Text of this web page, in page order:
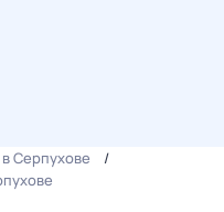
Серпухове